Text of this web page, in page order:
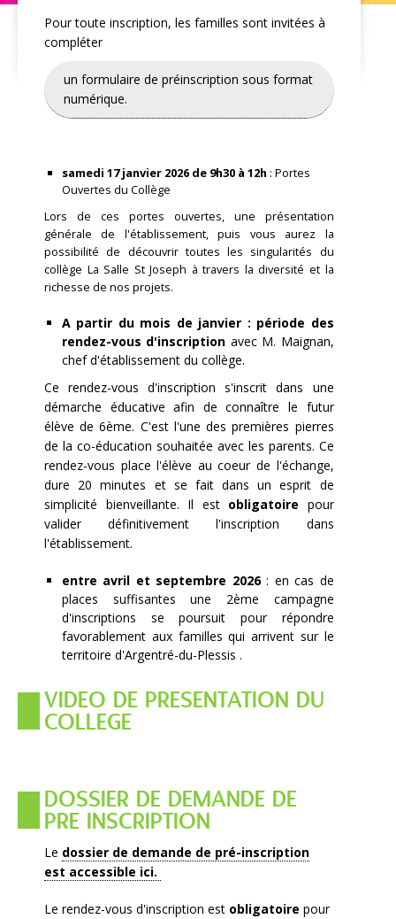
Pour toute inscription, les familles sont invitées à
compléter
un formulaire de préinscription sous format
numérique.
samedi 17 janvier 2026 de 9h30 à 12h : Portes
Ouvertes du Collège
Lors de ces portes ouvertes, une présentation
générale de l'établissement, puis vous aurez la
possibilité de découvrir toutes les singularités du
collège La Salle St Joseph à travers la diversité et la
richesse de nos projets.
A partir du mois de janvier : période des
rendez-vous d'inscription avec M. Maignan,
chef d'établissement du collège.
Ce rendez-vous d'inscription s'inscrit dans une
démarche éducative afin de connaître le futur
élève de 6ème. C'est l'une des premières pierres
de la co-éducation souhaitée avec les parents. Ce
rendez-vous place l'élève au coeur de l'échange,
dure 20 minutes et se fait dans un esprit de
simplicité bienveillante. Il est obligatoire pour
valider définitivement l'inscription dans
l'établissement.
entre avril et septembre 2026: en cas de
places suffisantes une 2ème campagne
d'inscriptions se poursuit pour répondre
favorablement aux familles qui arrivent sur le
territoire d'Argentré-du-Plessis .
VIDEO DE PRESENTATION DU
COLLEGE
DOSSIER DE DEMANDE DE
PRE INSCRIPTION
Le dossier de demande de pré-inscription
est accessible ici.
Le rendez-vous d'inscription est obligatoire pour